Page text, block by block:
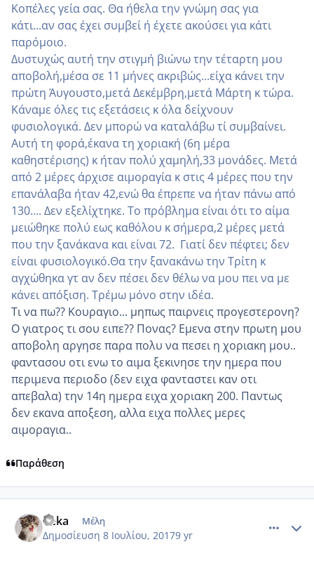
Κοπέλες γεία σας. Θα ήθελα την γνώμη σας για
κάτι...αν σας έχει συμβεί ή έχετε ακούσει για κάτι
παρόμοιο.
Δυστυχώς αυτή την στιγμή βιώνω την τέταρτη μου
αποβολή,μέσα σε 11 μήνες ακριβώς...είχα κάνει την
πρώτη Άυγουστο,μετά Δεκέμβρη,μετά Μάρτη κ τώρα.
Κάναμε όλες τις εξετάσεις κ όλα δείχνουν
φυσιολογικά. Δεν μπορώ να καταλάβω τί συμβαίνει.
Αυτή τη φορά,έκανα τη χοριακή (6η μέρα
καθηστέρισης) κ ήταν πολύ χαμηλή,33 μονάδες. Μετά
από 2 μέρες άρχισε αιμοραγία κ στις 4 μέρες που την
επανάλαβα ήταν 42,ενώ θα έπρεπε να ήταν πάνω από
130.... Δεν εξελίχτηκε. Το πρόβλημα είναι ότι το αίμα
μειώθηκε πολύ εως καθόλου κ σήμερα,2 μέρες μετά
που την ξανάκανα και είναι 72. Γιατί δεν πέφτει; δεν
είναι φυσιολογικό.Θα την ξανακάνω την Τρίτη κ
αγχώθηκα γτ αν δεν πέσει δεν θέλω να μου πει να με
κάνει απόξιση. Τρέμω μόνο στην ιδέα.
Τι να πω?? Κουραγιο... μηπως παιρνεις προγεστερονη?
Ο γιατρος τι σου ειπε?? Πονας? Εμενα στην πρωτη μου
αποβολη αργησε παρα πολυ να πεσει η χοριακη μου..
φαντασου οτι ενω το αιμα ξεκινησε την ημερα που
περιμενα περιοδο (δεν ειχα φανταστει καν οτι
απεβαλα) την 14η ημερα ειχα χοριακη 200. Παντως
δεν εκανα αποξεση, αλλα ειχα πολλες μερες
αιμοραγια..
Παράθεση
deka Μέλη
Δημοσίευση 8 Ιουλίου, 20179 yr